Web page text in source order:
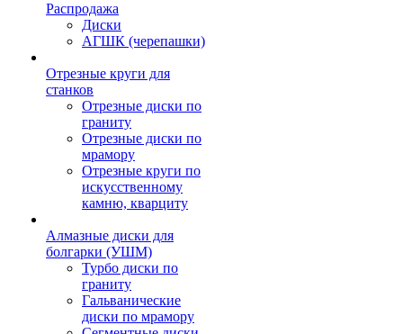
Распродажа
Диски
АГШК (черепашки)
Отрезные круги для
станков
Отрезные диски по
граниту
Отрезные диски по
мрамору
Отрезные круги по
искусственному
камню, кварциту
Алмазные диски для
болгарки (УШМ)
Турбо диски по
граниту
Гальванические
диски по мрамору